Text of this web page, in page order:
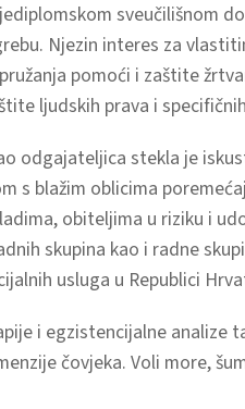
sveučilišnom
Njezin interes za
pomoći i zaštite
ljudskih prava i
odgajateljica stekla je
s blažim oblicima
obiteljima u riziku i
skupina kao i radne
usluga u Republici
i egzistencijalne analize
čovjeka. Voli more,